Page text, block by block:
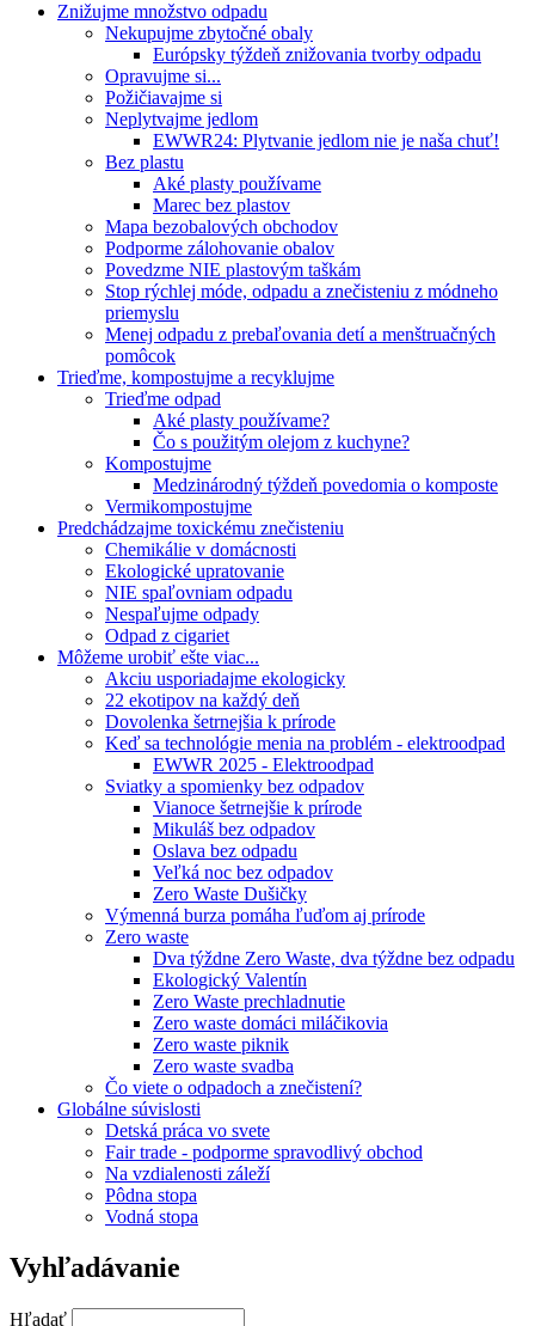
Znižujme množstvo odpadu
Nekupujme zbytočné obaly
Európsky týždeň znižovania tvorby odpadu
Opravujme si...
Požičiavajme si
Neplytvajme jedlom
EWWR24: Plytvanie jedlom nie je naša chuť!
Bez plastu
Aké plasty používame
Marec bez plastov
Mapa bezobalových obchodov
Podporme zálohovanie obalov
Povedzme NIE plastovým taškám
Stop rýchlej móde, odpadu a znečisteniu z módneho
priemyslu
Menej odpadu z prebaľovania detí a menštruačných
pomôcok
Trieďme, kompostujme a recyklujme
Trieďme odpad
Aké plasty používame?
Čo s použitým olejom z kuchyne?
Kompostujme
Medzinárodný týždeň povedomia o komposte
Vermikompostujme
Predchádzajme toxickému znečisteniu
Chemikálie v domácnosti
Ekologické upratovanie
NIE spaľovniam odpadu
Nespaľujme odpady
Odpad z cigariet
Môžeme urobiť ešte viac...
Akciu usporiadajme ekologicky
22 ekotipov na každý deň
Dovolenka šetrnejšia k prírode
Keď sa technológie menia na problém - elektroodpad
EWWR 2025 - Elektroodpad
Sviatky a spomienky bez odpadov
Vianoce šetrnejšie k prírode
Mikuláš bez odpadov
Oslava bez odpadu
Veľká noc bez odpadov
Zero Waste Dušičky
Výmenná burza pomáha ľuďom aj prírode
Zero waste
Dva týždne Zero Waste, dva týždne bez odpadu
Ekologický Valentín
Zero Waste prechladnutie
Zero waste domáci miláčikovia
Zero waste piknik
Zero waste svadba
Čo viete o odpadoch a znečistení?
Globálne súvislosti
Detská práca vo svete
Fair trade - podporme spravodlivý obchod
Na vzdialenosti záleží
Pôdna stopa
Vodná stopa
Vyhľadávanie
Hľadať